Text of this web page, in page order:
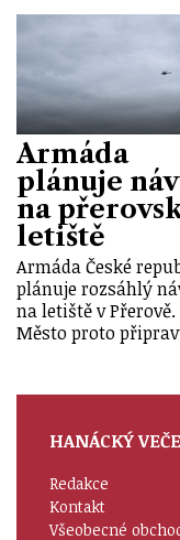
Armáda
plánuje
na
letiště
Armáda České
plánuje rozsáhlý
na letiště v Přerově.
Město proto
HANÁCKÝ
Redakce
Kontakt
Všeobecné